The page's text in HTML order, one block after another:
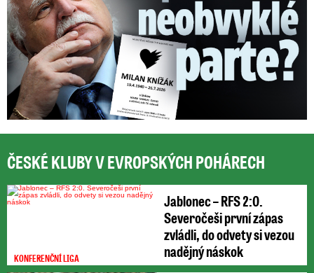
ČESKÉ KLUBY V EVROPSKÝCH POHÁRECH
KONFERENČNÍ LIGA
Jablonec – RFS 2:0.
Severočeši první zápas
zvládli, do odvety si vezou
nadějný náskok